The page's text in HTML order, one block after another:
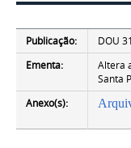
Publicação:
DOU
Ementa:
Altera
Santa
Anexo(s):